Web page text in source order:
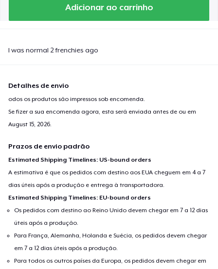
Adicionar ao carrinho
I was normal 2 frenchies ago
Detalhes de envio
odos os produtos são impressos sob encomenda.
Se fizer a sua encomenda agora, esta será enviada antes de ou em
August 15, 2026
Prazos de envio padrão
Estimated Shipping Timelines: US-bound orders
A estimativa é que os pedidos com destino aos EUA cheguem em 4 a 7
dias úteis após a produção e entrega à transportadora.
Estimated Shipping Timelines: EU-bound orders
Os pedidos com destino ao Reino Unido devem chegar em 7 a 12 dias
úteis após a produção.
Para França, Alemanha, Holanda e Suécia, os pedidos devem chegar
em 7 a 12 dias úteis após a produção.
Para todos os outros países da Europa, os pedidos devem chegar em